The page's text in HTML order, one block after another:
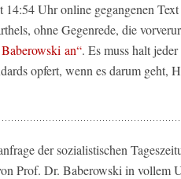
Uhr online gegangenen
ohne Gegenrede, die
an“. Es muss halt jeder
opfert, wenn es darum geht,
der sozialistischen
Prof. Dr. Baberowski in vollem